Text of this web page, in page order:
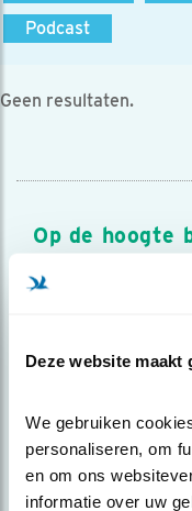
Deze website maakt
We gebruiken
personaliseren, om
en om ons
informatie over uw
Podcast
Geen resultaten.
Op de hoogte
Meld je aan en
over vogels en